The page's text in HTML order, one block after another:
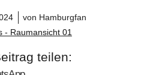
von Hamburgfan
teilen: